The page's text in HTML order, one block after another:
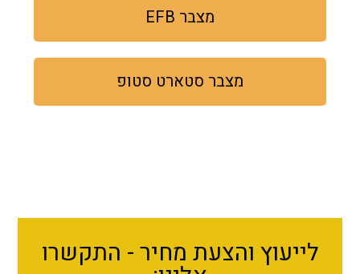
מצבר EFB
מצבר סטארט סטופ
לייעוץ והצעת מחיר - התקשרו